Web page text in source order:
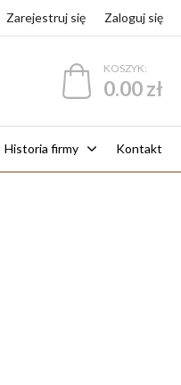
Zarejestruj się Zaloguj się
KOSZYK:
0.00 zł
Historia firmy Kontakt